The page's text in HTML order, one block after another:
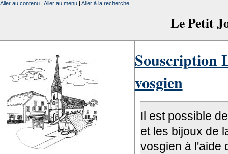
Le Petit
Aller au contenu | Aller au menu | Aller à la recherche
Souscription
vosgien
Il est possible
et les bijoux de
vosgien à l'aide